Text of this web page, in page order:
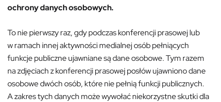
ochrony danych osobowych.
To nie pierwszy raz, gdy podczas konferencji prasowej lub
w ramach innej aktywności medialnej osób pełniących
funkcje publiczne ujawniane są dane osobowe. Tym razem
na zdjęciach z konferencji prasowej posłów ujawniono dane
osobowe dwóch osób, które nie pełnią funkcji publicznych.
A zakres tych danych może wywołać niekorzystne skutki dla